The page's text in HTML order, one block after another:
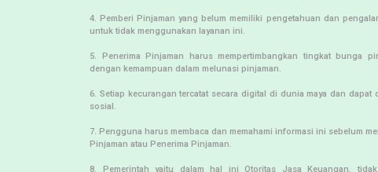
4. Pemberi Pinjaman yang belum memiliki pengetahuan dan
untuk tidak menggunakan layanan ini.
5. Penerima Pinjaman harus mempertimbangkan tingkat bunga
dengan kemampuan dalam melunasi pinjaman.
6. Setiap kecurangan tercatat secara digital di dunia maya dan dapat
sosial.
7. Pengguna harus membaca dan memahami informasi ini sebelum
Pinjaman atau Penerima Pinjaman.
8. Pemerintah yaitu dalam hal ini Otoritas Jasa Keuangan,